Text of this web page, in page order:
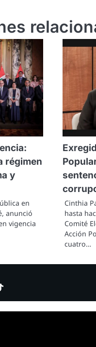
régimen
y
en
anunció
vigencia
Cinthia
hasta
Comité
Acción
cuatro…